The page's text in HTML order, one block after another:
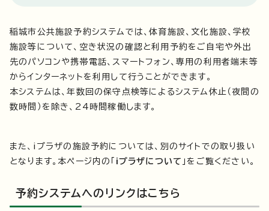
稲城市公共施設予約システムでは、体育施設、文化施設、学校
施設等について、空き状況の確認と利用予約をご自宅や外出
先のパソコンや携帯電話、スマートフォン、専用の利用者端末等
からインターネットを利用して行うことができます。
本システムは、年数回の保守点検等によるシステム休止（夜間の
数時間）を除き、24時間稼働します。
また、iプラザの施設予約については、別のサイトでの取り扱い
となります。本ページ内の「 iプラザについて 」をご覧ください。
予約システムへのリンクはこちら